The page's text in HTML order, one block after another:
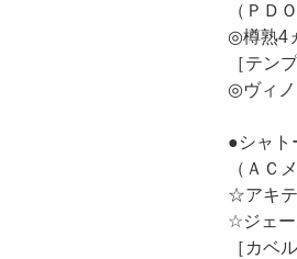
（ＰＤ
◎樽熟4
［テン
◎ヴィ
●シャト
（ＡＣ
☆アキ
☆ジェー
［カベ